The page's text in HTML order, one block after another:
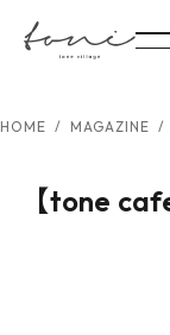
HOME / MAGAZINE /
【tone